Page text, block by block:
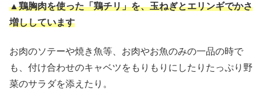
▲鶏胸肉を使った「鶏チリ」を、玉ねぎとエリンギでかさ
増ししています
お肉のソテーや焼き魚等、お肉やお魚のみの一品の時で
も、付け合わせのキャベツをもりもりにしたりたっぷり野
菜のサラダを添えたり。